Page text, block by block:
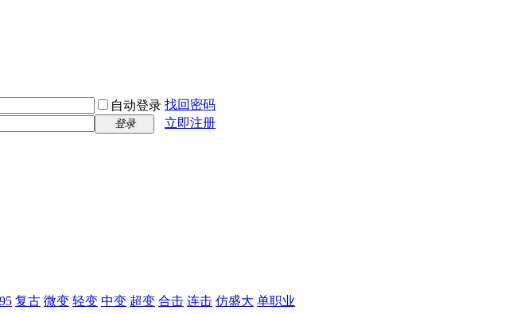
自动登录 找回密码
登录
立即注册
复古 微变 轻变 中变 超变 合击 连击 仿盛大 单职业